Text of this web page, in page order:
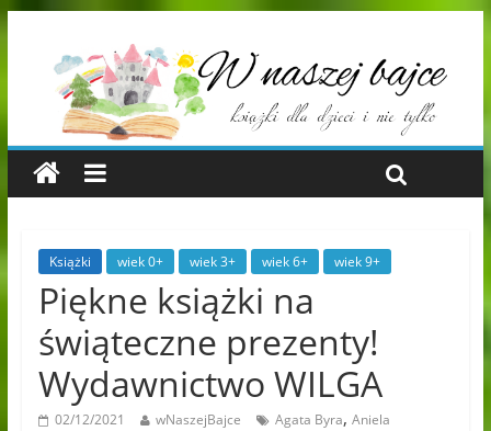
Książki wiek 0+ wiek 3+ wiek 6+ wiek 9+
Piękne książki na
świąteczne prezenty!
Wydawnictwo WILGA
02/12/2021 wNaszejBajce Agata Byra, Aniela